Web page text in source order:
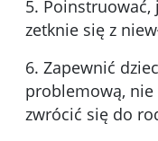
5. Poinstruować,
zetknie się z
6. Zapewnić
problemową, nie
zwrócić się do